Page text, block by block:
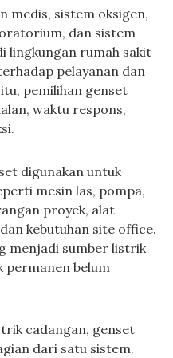
medis, sistem oksigen,
dan sistem
lingkungan rumah sakit
pelayanan dan
pemilihan genset
waktu respons,
digunakan untuk
mesin las, pompa,
proyek, alat
kebutuhan site office.
menjadi sumber listrik
permanen belum
cadangan, genset
dari satu sistem.